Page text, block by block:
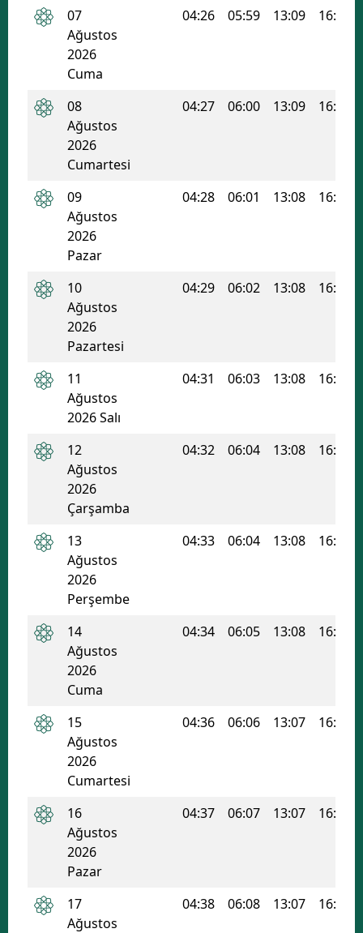
07
Ağustos
2026
Cuma
04:26 05:59 13:09 16:57
08
Ağustos
2026
Cumartesi
04:27 06:00 13:09 16:56
09
Ağustos
2026
Pazar
04:28 06:01 13:08 16:56
10
Ağustos
2026
Pazartesi
04:29 06:02 13:08 16:55
11
Ağustos
2026 Salı
04:31 06:03 13:08 16:55
12
Ağustos
2026
Çarşamba
04:32 06:04 13:08 16:54
13
Ağustos
2026
Perşembe
04:33 06:04 13:08 16:54
14
Ağustos
2026
Cuma
04:34 06:05 13:08 16:54
15
Ağustos
2026
Cumartesi
04:36 06:06 13:07 16:53
16
Ağustos
2026
Pazar
04:37 06:07 13:07 16:52
17
Ağustos
04:38 06:08 13:07 16:52